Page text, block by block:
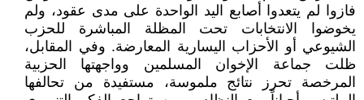
فازوا لم يتعدوا أصابع اليد الواحدة على مدى عقود، ولم
يخوضوا الانتخابات تحت المظلة المباشرة للحزب
الشيوعي أو الأحزاب اليسارية المعارضة. وفي المقابل،
ظلت جماعة الإخوان المسلمين وواجهتها الحزبية
المرخصة تحرز نتائج ملموسة، مستفيدة من تحالفها